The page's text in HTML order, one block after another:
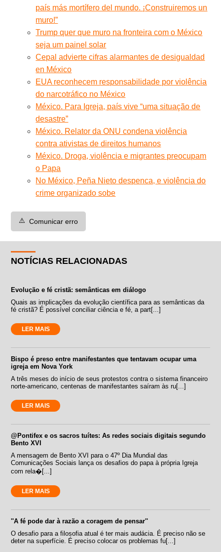
país más mortífero del mundo. ¡Construiremos un
muro!”
Trump quer que muro na fronteira com o México
seja um painel solar
Cepal advierte cifras alarmantes de desigualdad
en México
EUA reconhecem responsabilidade por violência
do narcotráfico no México
México. Para Igreja, país vive “uma situação de
desastre”
México. Relator da ONU condena violência
contra ativistas de direitos humanos
México. Droga, violência e migrantes preocupam
o Papa
No México, Peña Nieto despenca, e violência do
crime organizado sobe
⚠️ Comunicar erro
NOTÍCIAS RELACIONADAS
Evolução e fé cristã: semânticas em diálogo
Quais as implicações da evolução científica para as semânticas da
fé cristã? É possível conciliar ciência e fé, a part[...]
LER MAIS
Bispo é preso entre manifestantes que tentavam ocupar uma
igreja em Nova York
A três meses do início de seus protestos contra o sistema financeiro
norte-americano, centenas de manifestantes saíram às ru[...]
LER MAIS
@Pontifex e os sacros tuítes: As redes sociais digitais segundo
Bento XVI
A mensagem de Bento XVI para o 47º Dia Mundial das
Comunicações Sociais lança os desafios do papa à própria Igreja
com rela�[...]
LER MAIS
''A fé pode dar à razão a coragem de pensar''
O desafio para a filosofia atual é ter mais audácia. É preciso não se
deter na superfície. É preciso colocar os problemas fu[...]